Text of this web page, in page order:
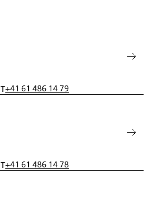
T+41 61 486 14 79
T+41 61 486 14 78